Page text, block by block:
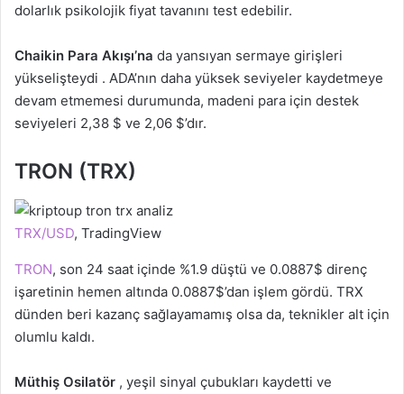
dolarlık psikolojik fiyat tavanını test edebilir.
Chaikin Para Akışı’na da yansıyan sermaye girişleri
yükselişteydi . ADA’nın daha yüksek seviyeler kaydetmeye
devam etmemesi durumunda, madeni para için destek
seviyeleri 2,38 $ ve 2,06 $’dır.
TRON (TRX)
TRX/USD, TradingView
TRON, son 24 saat içinde %1.9 düştü ve 0.0887$ direnç
işaretinin hemen altında 0.0887$’dan işlem gördü. TRX
dünden beri kazanç sağlayamamış olsa da, teknikler alt için
olumlu kaldı.
Müthiş Osilatör , yeşil sinyal çubukları kaydetti ve